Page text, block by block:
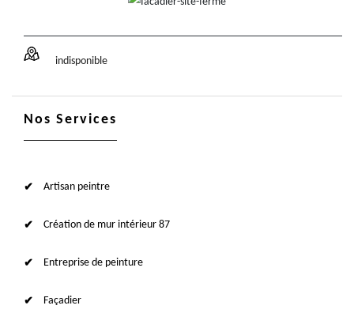
indisponible
Nos Services
Artisan peintre
Création de mur intérieur 87
Entreprise de peinture
Façadier